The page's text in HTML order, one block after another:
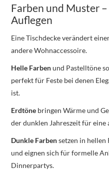
Farben und Muster
Auflegen
Eine Tischdecke verändert
andere Wohnaccessoire.
Helle Farbenund Pastelltöne
perfekt für Feste bei denen
ist.
Erdtöne bringen Wärme und
der dunklen Jahreszeit für eine
Dunkle Farbensetzen in
und eignen sich für formelle
Dinnerpartys.